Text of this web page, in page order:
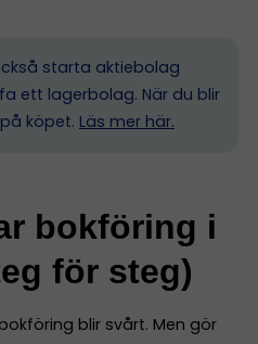
starta aktiebolag
ett lagerbolag. När du blir
köpet. Läs mer här.
bokföring i
för steg)
blir svårt. Men gör